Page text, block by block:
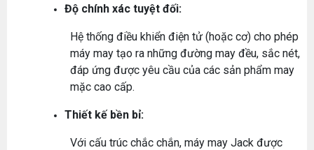
Độ chính xác tuyệt đối:
Hệ thống điều khiển điện tử (hoặc cơ) cho phép
máy may tạo ra những đường may đều, sắc nét,
đáp ứng được yêu cầu của các sản phẩm may
mặc cao cấp.
Thiết kế bền bỉ:
Với cấu trúc chắc chắn, máy may Jack được